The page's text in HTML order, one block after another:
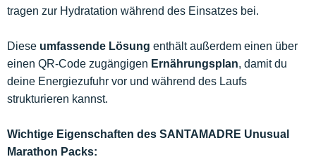
tragen zur Hydratation während des Einsatzes bei.
Diese umfassende Lösung enthält außerdem einen über
einen QR-Code zugängigen Ernährungsplan, damit du
deine Energiezufuhr vor und während des Laufs
strukturieren kannst.
Wichtige Eigenschaften des SANTAMADRE Unusual
Marathon Packs: